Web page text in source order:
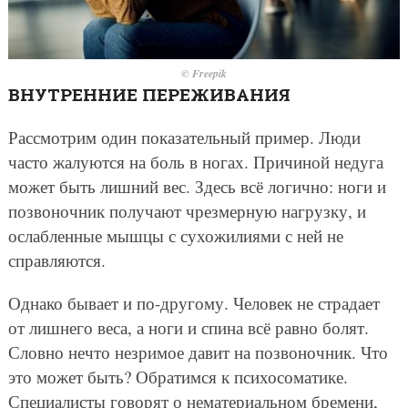
© Freepik
ВНУТРЕННИЕ ПЕРЕЖИВАНИЯ
Рассмотрим один показательный пример. Люди
часто жалуются на боль в ногах. Причиной недуга
может быть лишний вес. Здесь всё логично: ноги и
позвоночник получают чрезмерную нагрузку, и
ослабленные мышцы с сухожилиями с ней не
справляются.
Однако бывает и по-другому. Человек не страдает
от лишнего веса, а ноги и спина всё равно болят.
Словно нечто незримое давит на позвоночник. Что
это может быть? Обратимся к психосоматике.
Специалисты говорят о нематериальном бремени,